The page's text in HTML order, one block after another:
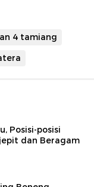
untuk
4 tamiang
Posisi-posisi
dan Beragam